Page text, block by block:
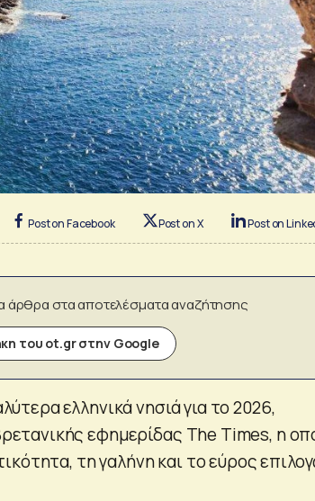
Post on Facebook Post on X Post on
άρθρα στα αποτελέσματα αναζήτησης
του ot.gr στην Google
ελληνικά νησιά για το 2026,
εφημερίδας The Times, η
τη γαλήνη και το εύρος